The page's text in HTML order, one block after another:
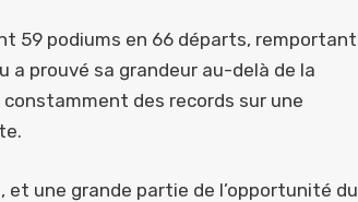
59 podiums en 66 départs, remportant
prouvé sa grandeur au-delà de la
des records sur une
et une grande partie de l’opportunité du